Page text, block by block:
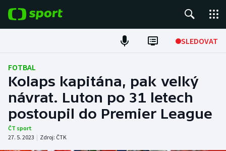
SLEDOVAT
Fotbal
Hokej
Tenis
Atletika
FOTBAL
Kolaps kapitána, pak velký
návrat. Luton po 31 letech
postoupil do Premier League
ČT sport
27. 5. 2023 | Zdroj: ČTK